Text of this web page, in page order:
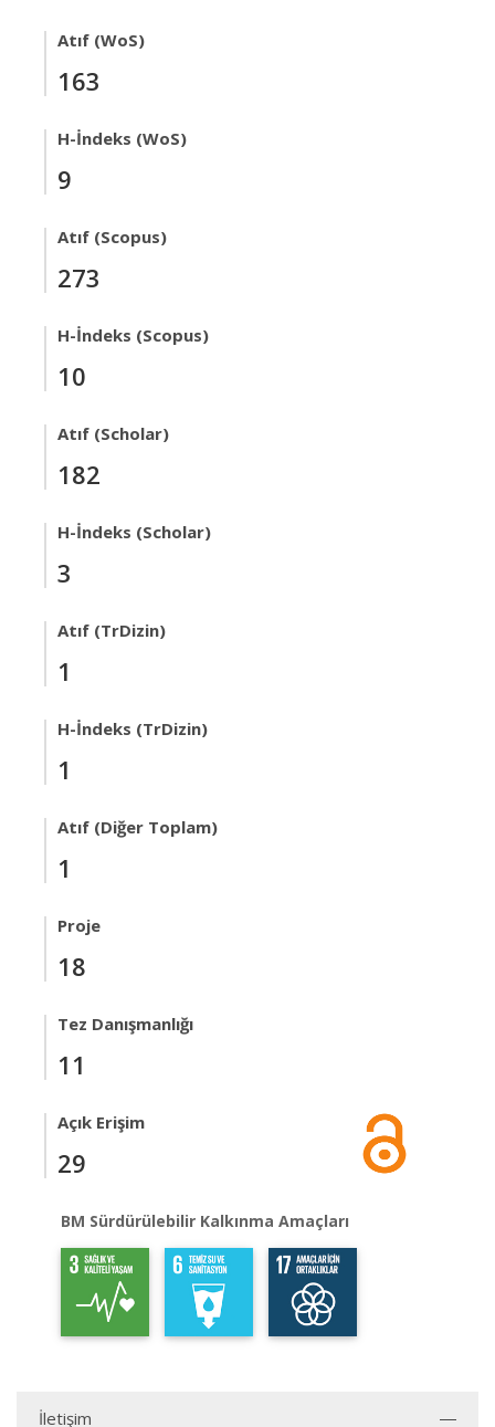
Atıf (WoS)
163
H-İndeks (WoS)
9
Atıf (Scopus)
273
H-İndeks (Scopus)
10
Atıf (Scholar)
182
H-İndeks (Scholar)
3
Atıf (TrDizin)
1
H-İndeks (TrDizin)
1
Atıf (Diğer Toplam)
1
Proje
18
Tez Danışmanlığı
11
Açık Erişim
29
BM Sürdürülebilir Kalkınma Amaçları
İletişim